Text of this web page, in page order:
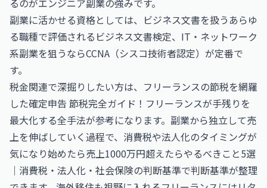
るのがエンジニア副業の強みです。
副業に活かせる資格としては、ビジネス文書を扱うあらゆ
る職種で評価される ビジネス文書検定、IT・ネットワーク
系副業を狙うならCCNA（シスコ技術者認定） が定番で
す。
税金関連で深掘りしたい方は、フリーランスの節税を網羅
した確定申告 節税完全ガイド！フリーランスが手残りを
最大化する全手法が参考になります。副業から独立して売
上を伸ばしていく過程で、消費税や法人化のタイミングが
気になり始めたら売上1000万円超えたらやるべきこと5選
｜消費税・法人化・社会保険の判断基準で判断基準が整理